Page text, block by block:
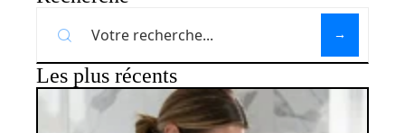
Les plus récents